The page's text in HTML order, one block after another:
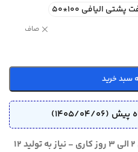
پشتی الیافی 100*50
صاف
سبد خرید
⏱ زمان ارسال: در صورت موجودی 2 الی 3 روز کاری - نیاز به تولید 12